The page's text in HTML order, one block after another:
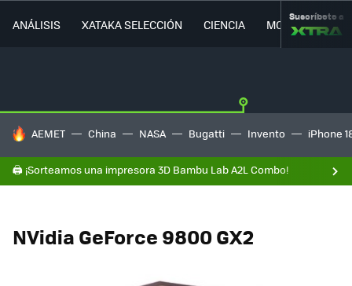
ANÁLISIS XATAKA SELECCIÓN CIENCIA MOVILIDAD
Suscríbete a
HOY SE HABLA DE
AEMET China NASA Bugatti Invento iPhone
🖨️ ¡Sorteamos una impresora 3D Bambu Lab A2L Combo!
NVidia GeForce 9800 GX2